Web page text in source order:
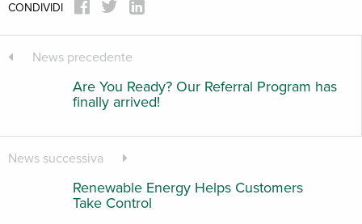
CONDIVIDI
News precedente
Are You Ready? Our Referral Program has
finally arrived!
News successiva
Renewable Energy Helps Customers
Take Control